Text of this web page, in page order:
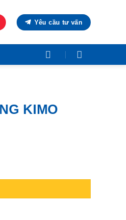
Yêu cầu tư vấn
KIMO
số lượng